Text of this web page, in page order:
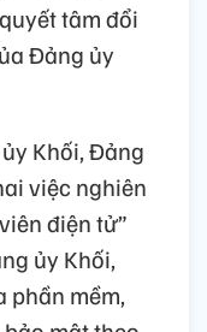
tâm đổi
Đảng ủy
Khối, Đảng
việc nghiên
điện tử”
ủy Khối,
phần mềm,